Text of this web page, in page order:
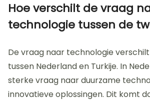
Hoe verschilt de vraag
technologie tussen de
De vraag naar technologie
tussen Nederland en Turkije. In
sterke vraag naar duurzame
innovatieve oplossingen. Dit komt